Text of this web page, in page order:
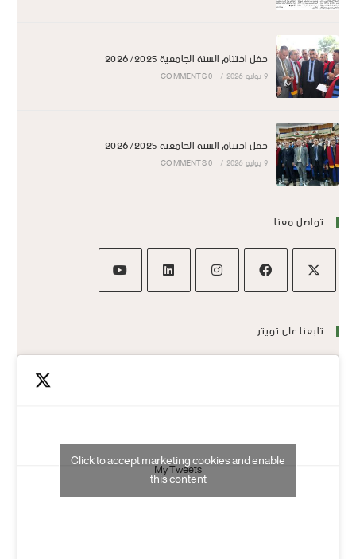
حفل اختتام السنة الجامعية 2026/2025
9 يوليو 2026 /
0 COMMENTS
حفل اختتام السنة الجامعية 2026/2025
9 يوليو 2026 /
0 COMMENTS
تواصل معنا
تابعنا على تويتر
My Tweets
Click to accept marketing cookies and enable
this content